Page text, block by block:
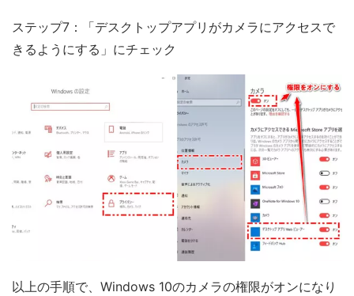
ステップ7：「デスクトップアプリがカメラにアクセスで
きるようにする」にチェック
以上の手順で、Windows 10のカメラの権限がオンになり